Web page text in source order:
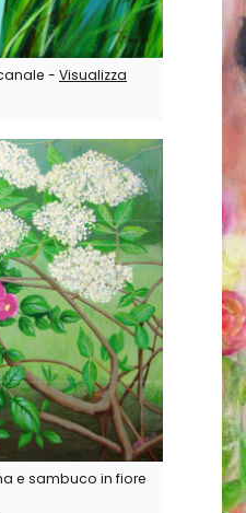
- Visualizza
e sambuco in fiore